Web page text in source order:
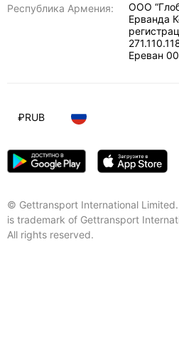
Республика Армения:
ООО
Ерванда
Ереван
© Gettransport International
is trademark of Gettransport
All rights reserved.
₽RUB